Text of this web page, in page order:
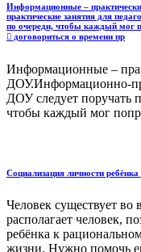
Информационные –
практические занятия для
по очереди, чтобы каждый мог
 договориться о времени пр
Информационные –
ДОУ.Информационно-
ДОУ следует поручать
чтобы каждый мог
Социализация личности
Человек существует
располагает человек,
ребёнка к
жизни. Нужно помочь